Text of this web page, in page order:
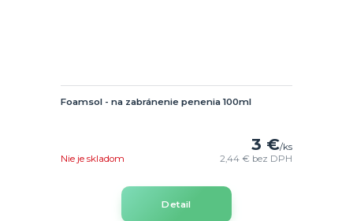
Foamsol - na zabránenie penenia 100ml
3 €/ks
2,44 € bez DPH
Nie je skladom
Detail